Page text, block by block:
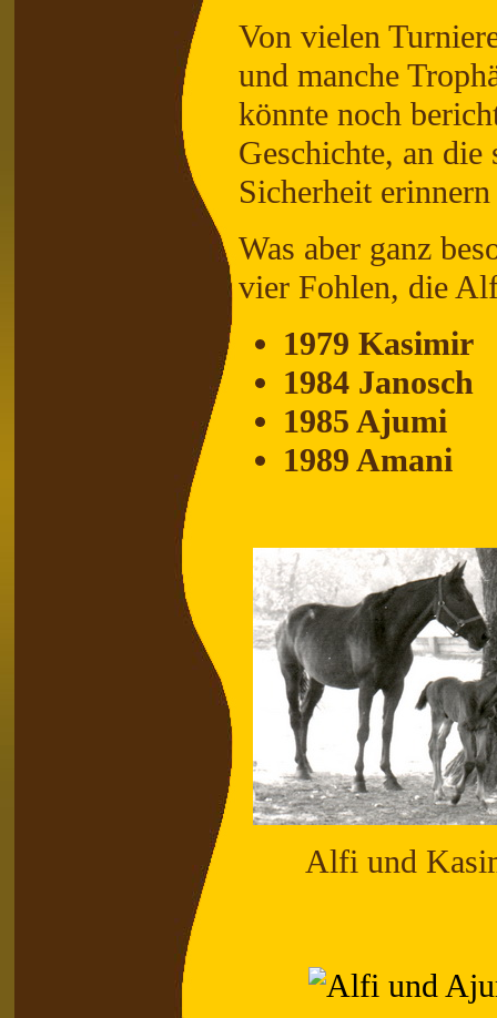
Von vielen
und manche
könnte noch
Geschichte, an
Sicherheit
Was aber ganz
vier Fohlen, die
1979 Kasimir
1984 Janosch
1985 Ajumi
1989 Amani
Alfi und